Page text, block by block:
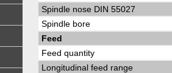
Spindle nose DIN 55027
Spindle bore
Feed
Feed quantity
Longitudinal feed range